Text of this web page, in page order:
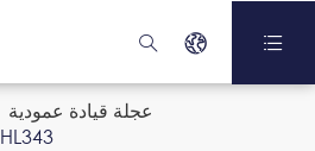
  
عجلة قيادة عمودية
عجلة قيادة عمودية HL343